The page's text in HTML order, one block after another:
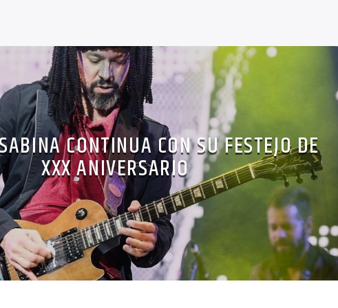
CONTINUA CON SU FESTEJO DE
XXX ANIVERSARIO